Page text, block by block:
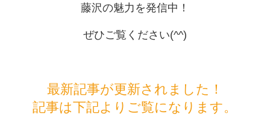
藤沢の魅力を発信中！
ぜひご覧ください(^^)
最新記事が更新されました！
記事は下記よりご覧になります。